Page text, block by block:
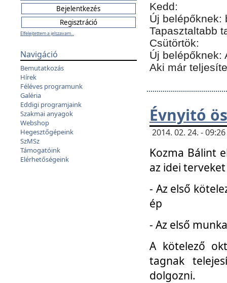
Elfelejtettem a jelszavam...
Navigáció
Bemutatkozás
Hírek
Féléves programunk
Galéria
Eddigi programjaink
Szakmai anyagok
Webshop
Hegesztőgépeink
SzMSz
Támogatóink
Elérhetőségeink
Kedd:
Új belépőknek:
Tapasztaltabb
Csütörtök:
Új belépőknek:
Aki már
Évnyitó
2014. 02. 24. -
Kozma Bálint
az idei
- Az első
ép
- Az első
A kötelező
tagnak
dolgozni.